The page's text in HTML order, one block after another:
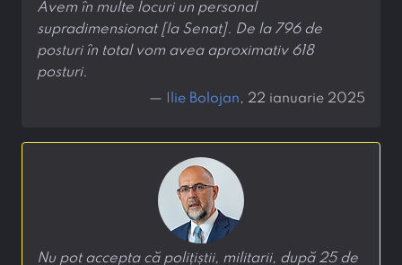
Avem în multe locuri un personal
supradimensionat [la Senat]. De la 796 de
posturi în total vom avea aproximativ 618
posturi.
—
Ilie Bolojan, 22 ianuarie 2025
Nu pot accepta că polițiștii, militarii, după 25 de